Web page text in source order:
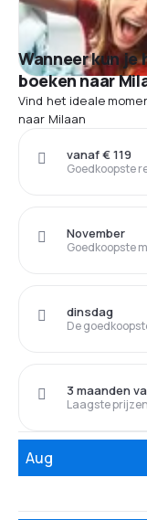
Wanneer kun
boeken naar
Vind het ideale
naar Milaan
Goedkoopste
vanaf € 119
Goedkoopste
November
De
dinsdag
Laagste prijzen
3 maanden
Aug